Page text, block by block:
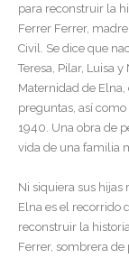
para reconstruir la
Ferrer Ferrer,
Civil. Se dice que
Teresa, Pilar, Luisa
Maternidad de
preguntas, así
1940. Una obra de
vida de una familia
Ni siquiera sus hijas
Elna es el recorrido
reconstruir la
Ferrer, sombrera